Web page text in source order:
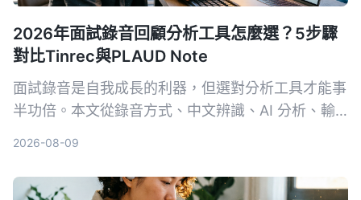
2026年面試錄音回顧分析工具怎麼選？5步驟
對比Tinrec與PLAUD Note
面試錄音是自我成長的利器，但選對分析工具才能事
半功倍。本文從錄音方式、中文辨識、AI 分析、輸
面試回顧的 AI 工具。
2026-08-09